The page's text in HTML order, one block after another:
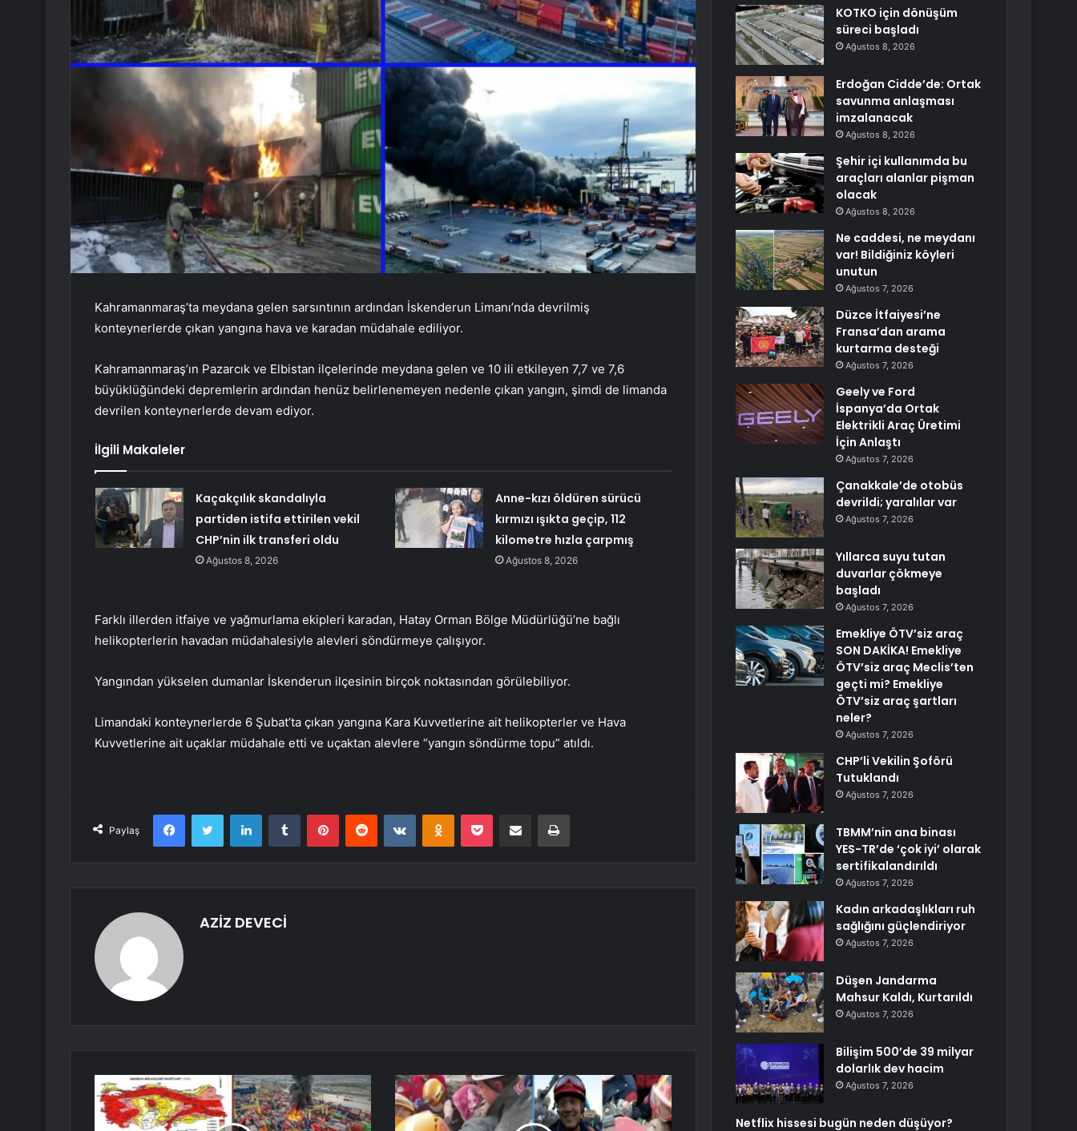
Kahramanmaraş’ta meydana gelen sarsıntının ardından İskenderun Limanı’nda devrilmiş
konteynerlerde çıkan yangına hava ve karadan müdahale ediliyor.
Kahramanmaraş’ın Pazarcık ve Elbistan ilçelerinde meydana gelen ve 10 ili etkileyen 7,7 ve 7,6
büyüklüğündeki depremlerin ardından henüz belirlenemeyen nedenle çıkan yangın, şimdi de limanda
devrilen konteynerlerde devam ediyor.
İlgili Makaleler
Kaçakçılık skandalıyla
partiden istifa ettirilen vekil
CHP’nin ilk transferi oldu
Ağustos 8, 2026
Anne-kızı öldüren sürücü
kırmızı ışıkta geçip, 112
kilometre hızla çarpmış
Ağustos 8, 2026
Farklı illerden itfaiye ve yağmurlama ekipleri karadan, Hatay Orman Bölge Müdürlüğü’ne bağlı
helikopterlerin havadan müdahalesiyle alevleri söndürmeye çalışıyor.
Yangından yükselen dumanlar İskenderun ilçesinin birçok noktasından görülebiliyor.
Limandaki konteynerlerde 6 Şubat’ta çıkan yangına Kara Kuvvetlerine ait helikopterler ve Hava
Kuvvetlerine ait uçaklar müdahale etti ve uçaktan alevlere “yangın söndürme topu” atıldı.
Paylaş
FacebookTwitter LinkedInTumblr PinterestReddit VKontakteOdnoklassniki
Pocket E-Posta ile paylaş Yazdır
AZİZ DEVECİ
KOTKO için dönüşüm
süreci başladı
Ağustos 8, 2026
Erdoğan Cidde’de: Ortak
savunma anlaşması
imzalanacak
Ağustos 8, 2026
Şehir içi kullanımda bu
araçları alanlar pişman
olacak
Ağustos 8, 2026
Ne caddesi, ne meydanı
var! Bildiğiniz köyleri
unutun
Ağustos 7, 2026
Düzce İtfaiyesi’ne
Fransa’dan arama
kurtarma desteği
Ağustos 7, 2026
Geely ve Ford
İspanya’da Ortak
Elektrikli Araç Üretimi
İçin Anlaştı
Ağustos 7, 2026
Çanakkale’de otobüs
devrildi; yaralılar var
Ağustos 7, 2026
Yıllarca suyu tutan
duvarlar çökmeye
başladı
Ağustos 7, 2026
Emekliye ÖTV’siz araç
SON DAKİKA! Emekliye
ÖTV’siz araç Meclis’ten
geçti mi? Emekliye
ÖTV’siz araç şartları
neler?
Ağustos 7, 2026
CHP’li Vekilin Şoförü
Tutuklandı
Ağustos 7, 2026
TBMM’nin ana binası
YES-TR’de ‘çok iyi’ olarak
sertifikalandırıldı
Ağustos 7, 2026
Kadın arkadaşlıkları ruh
sağlığını güçlendiriyor
Ağustos 7, 2026
Düşen Jandarma
Mahsur Kaldı, Kurtarıldı
Ağustos 7, 2026
Bilişim 500’de 39 milyar
dolarlık dev hacim
Ağustos 7, 2026
Netflix hissesi bugün neden düşüyor?